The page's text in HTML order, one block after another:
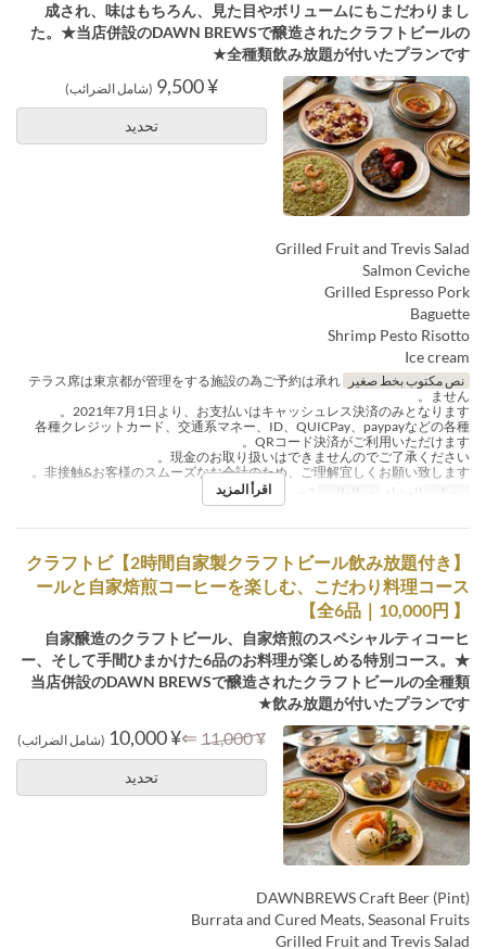
成され、味はもちろん、見た目やボリュームにもこだわりまし
た。★当店併設のDAWN BREWSで醸造されたクラフトビールの
全種類飲み放題が付いたプランです★
¥ 9,500 (شامل الضرائب)
تحديد
Grilled Fruit and Trevis Salad
Salmon Ceviche
Grilled Espresso Pork
Baguette
Shrimp Pesto Risotto
Ice cream
نص مكتوب بخط صغير
テラス席は東京都が管理をする施設の為ご予約は承れ
ません。
2021年7月1日より、お支払いはキャッシュレス決済のみとなります。
各種クレジットカード、交通系マネー、ID、QUICPay、paypayなどの各種
QRコード決済がご利用いただけます。
現金のお取り扱いはできませんのでご了承ください。
非接触&お客様のスムーズなお会計のため、ご理解宜しくお願い致します。
وجبات
العشاء حد الطلب اقرأ المزيد
【2時間自家製クラフトビール飲み放題付き】クラフトビ
ールと自家焙煎コーヒーを楽しむ、こだわり料理コース
【全6品｜10,000円 】
自家醸造のクラフトビール、自家焙煎のスペシャルティコーヒ
ー、そして手間ひまかけた6品のお料理が楽しめる特別コース。★
当店併設のDAWN BREWSで醸造されたクラフトビールの全種類
飲み放題が付いたプランです★
¥ 11,000
⇐
¥ 10,000 (شامل الضرائب)
تحديد
DAWNBREWS Craft Beer (Pint)
Burrata and Cured Meats, Seasonal Fruits
Grilled Fruit and Trevis Salad